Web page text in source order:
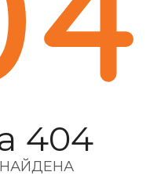
404